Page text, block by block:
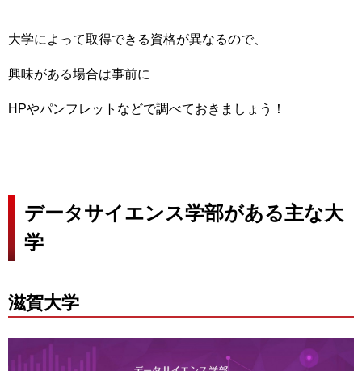
大学によって取得できる資格が異なるので、
興味がある場合は事前に
HPやパンフレットなどで調べておきましょう！
データサイエンス学部がある主な大
学
滋賀大学